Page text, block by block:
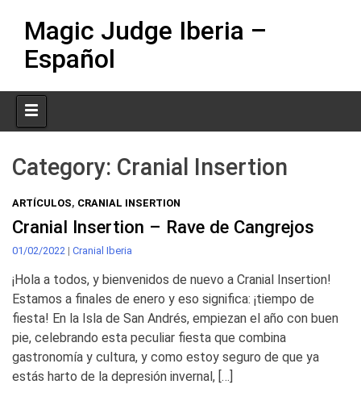
content
Magic Judge Iberia –
Español
Category: Cranial Insertion
ARTÍCULOS, CRANIAL INSERTION
Cranial Insertion – Rave de Cangrejos
01/02/2022 | Cranial Iberia
¡Hola a todos, y bienvenidos de nuevo a Cranial Insertion!
Estamos a finales de enero y eso significa: ¡tiempo de
fiesta! En la Isla de San Andrés, empiezan el año con buen
pie, celebrando esta peculiar fiesta que combina
gastronomía y cultura, y como estoy seguro de que ya
estás harto de la depresión invernal, […]